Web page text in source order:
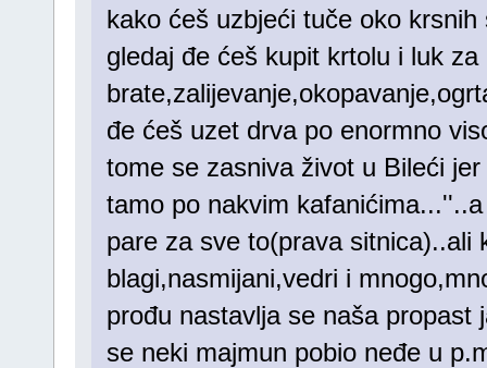
kako ćeš uzbjeći tuče oko
gledaj đe ćeš kupit krtolu i luk
đe ćeš uzet drva po enormno
tome se zasniva život u Bileći
tamo po nakvim
pare za sve to(prava sitnica)..ali
blagi,nasmijani,vedri i
prođu nastavlja se naša propast
se neki majmun pobio neđe u